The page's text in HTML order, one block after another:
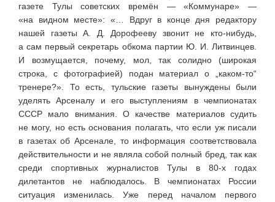
газете Тулы советских времён — «Коммунаре» —
«на видном месте»: «… Вдруг в конце дня редактору
нашей газеты А. Д. Дорофееву звонит не кто-нибудь,
а сам первый секретарь обкома партии Ю. И. Литвинцев.
И возмущается, почему, мол, так солидно (широкая
строка, с фотографией) подан материал о „каком-то“
тренере?». То есть, тульские газеты вынуждены были
уделять Арсеналу и его выступлениям в чемпионатах
СССР мало внимания. О качестве материалов судить
не могу, но есть основания полагать, что если уж писали
в газетах об Арсенале, то информация соответствовала
действительности и не являла собой полный бред, так как
среди спортивных журналистов Тулы в 80-х годах
дилетантов не наблюдалось. В чемпионатах России
ситуация изменилась. Уже перед началом первого